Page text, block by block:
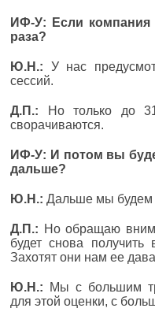
ИФ-У: Если компания
раза?
Ю.Н.: У нас
сессий.
Д.П.: Но только до 31
сворачиваются.
ИФ-У: И потом вы
дальше?
Ю.Н.: Дальше мы будем
Д.П.: Но обращаю
будет снова
Захотят они нам ее
Ю.Н.: Мы с большим
для этой оценки, с